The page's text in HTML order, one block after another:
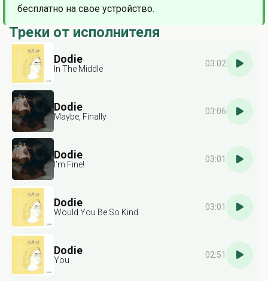
бесплатно на свое устройство.
Треки от исполнителя
Dodie
In The Middle
03:02
Dodie
Maybe, Finally
03:06
Dodie
I’m Fine!
03:01
Dodie
Would You Be So Kind
03:01
Dodie
You
02:51